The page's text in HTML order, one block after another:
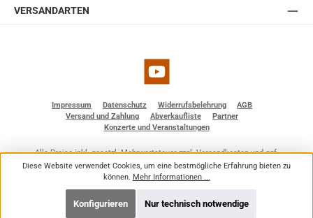
VERSANDARTEN
YouTube
Impressum Datenschutz Widerrufsbelehrung
AGB
Versand und Zahlung
Abverkaufliste
Partner
Konzerte und Veranstaltungen
Alle Preise inkl. gesetzl. Mehrwertsteuer zzgl.Versandkostenund ggf.
Nachnahmegebühren, wenn nicht anders angegeben.
© 2026 BF - Dienstleistungen - Alle Rechte vorbehalten. Theme by
Diese Website verwendet Cookies, um eine bestmögliche Erfahrung bieten zu
können. Mehr Informationen ...
Nur technisch notwendige
Konfigurieren